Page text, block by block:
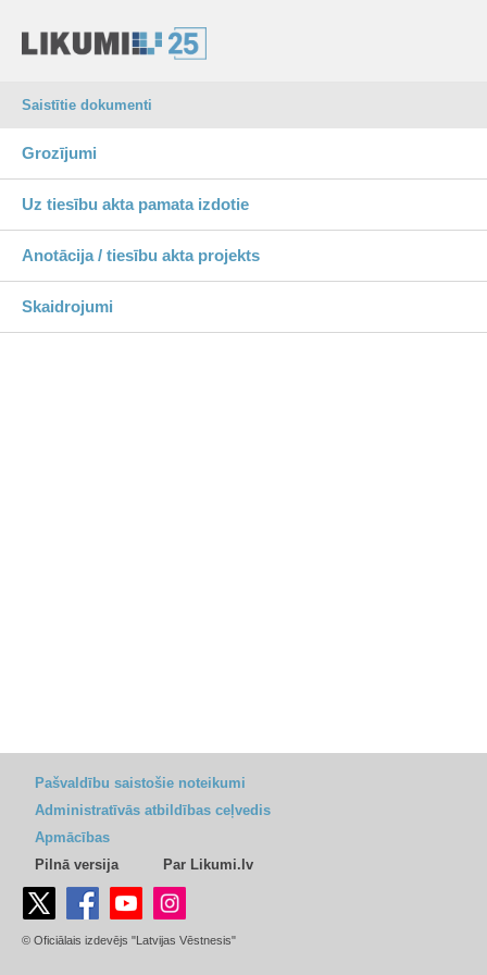
Saistītie dokumenti
Grozījumi
Uz tiesību akta pamata izdotie
Anotācija / tiesību akta projekts
Skaidrojumi
Pašvaldību saistošie noteikumi
Administratīvās atbildības ceļvedis
Apmācības
Pilnā versija
Par Likumi.lv
© Oficiālais izdevējs "Latvijas Vēstnesis"